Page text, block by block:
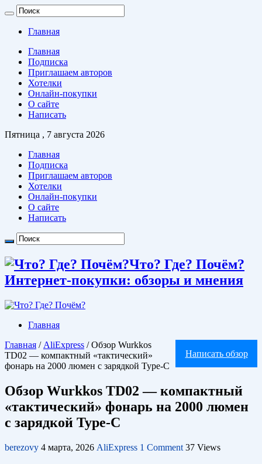
Главная
Главная
Подписка
Приглашаем авторов
Хотелки
Онлайн-покупки
О сайте
Написать
Пятница , 7 августа 2026
Главная
Подписка
Приглашаем авторов
Хотелки
Онлайн-покупки
О сайте
Написать
Что? Где? Почём?
Интернет-покупки: обзоры и мнения
Главная
Написать обзор
Главная / AliExpress / Обзор Wurkkos
TD02 — компактный «тактический»
фонарь на 2000 люмен с зарядкой Type-C
Обзор Wurkkos TD02 — компактный
«тактический» фонарь на 2000 люмен
с зарядкой Type-C
berezovy 4 марта, 2026 AliExpress 1 Comment 37 Views